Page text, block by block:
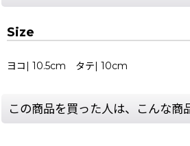
Size
ヨコ| 10.5cm タテ| 10cm
この商品を買った人は、こんな商